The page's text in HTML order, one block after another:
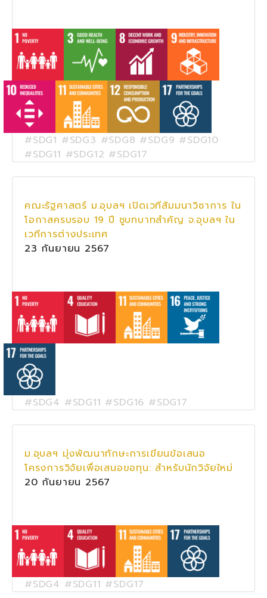
#SDG1 #SDG3 #SDG8 #SDG9 #SDG10
#SDG11 #SDG12 #SDG17
คณะรัฐศาสตร์ ม.อุบลฯ เปิดเวทีสัมมนาวิชาการ ใน
โอกาสครบรอบ 19 ปี ชูบทบาทสำคัญ จ.อุบลฯ ใน
เวทีการต่างประเทศ
23 กันยายน 2567
#SDG4 #SDG11 #SDG16 #SDG17
ม.อุบลฯ มุ่งพัฒนาทักษะการเขียนข้อเสนอ
โครงการวิจัยเพื่อเสนอขอทุน: สำหรับนักวิจัยใหม่
20 กันยายน 2567
#SDG4 #SDG11 #SDG17